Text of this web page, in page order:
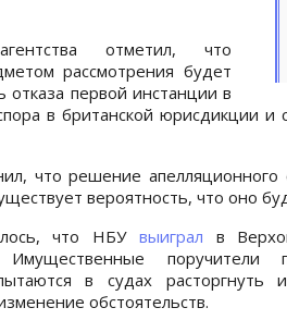
отметил, что
рассмотрения будет
отказа первой инстанции в
в британской юрисдикции и
что решение
вероятность, что оно
что НБУ выиграл в
Имущественные поручители
в судах расторгнуть
обстоятельств.